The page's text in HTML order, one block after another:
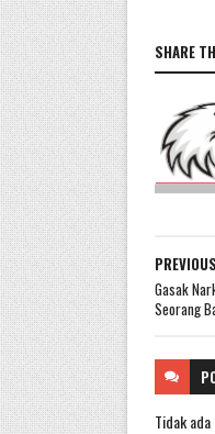
SHARE
PREVIOUS
Gasak
Seorang
Tidak